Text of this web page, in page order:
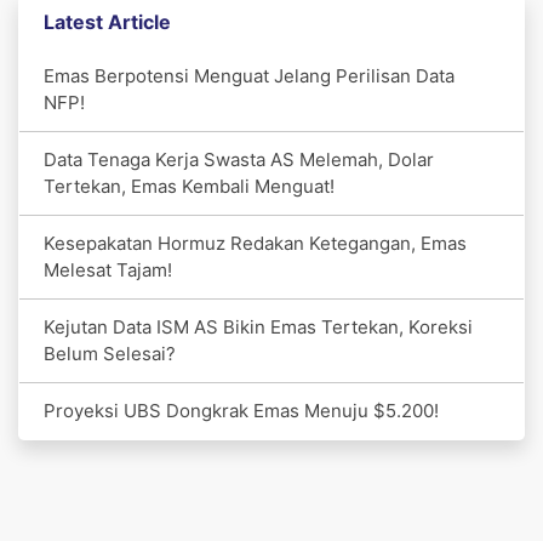
Latest Article
Emas Berpotensi Menguat Jelang Perilisan Data
NFP!
Data Tenaga Kerja Swasta AS Melemah, Dolar
Tertekan, Emas Kembali Menguat!
Kesepakatan Hormuz Redakan Ketegangan, Emas
Melesat Tajam!
Kejutan Data ISM AS Bikin Emas Tertekan, Koreksi
Belum Selesai?
Proyeksi UBS Dongkrak Emas Menuju $5.200!